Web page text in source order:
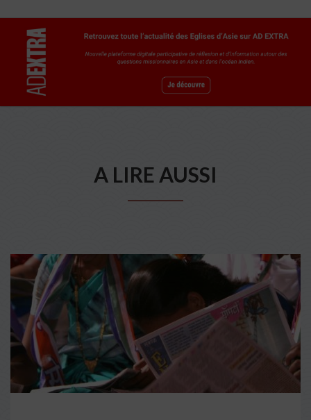
A LIRE AUSSI